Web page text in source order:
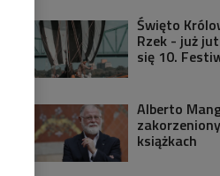
Święto
Rzek - już
się 10.
Alberto
książkach